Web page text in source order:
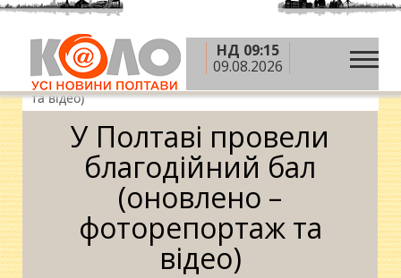
НД 09:15
09.08.2026
Головна » Новини » Суспільство
У Полтаві
провели благодійний бал (оновлено – фоторепортаж
та відео)
У Полтаві провели
благодійний бал
(оновлено –
фоторепортаж та
відео)